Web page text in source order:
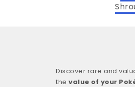
Discover rare and
the value of your